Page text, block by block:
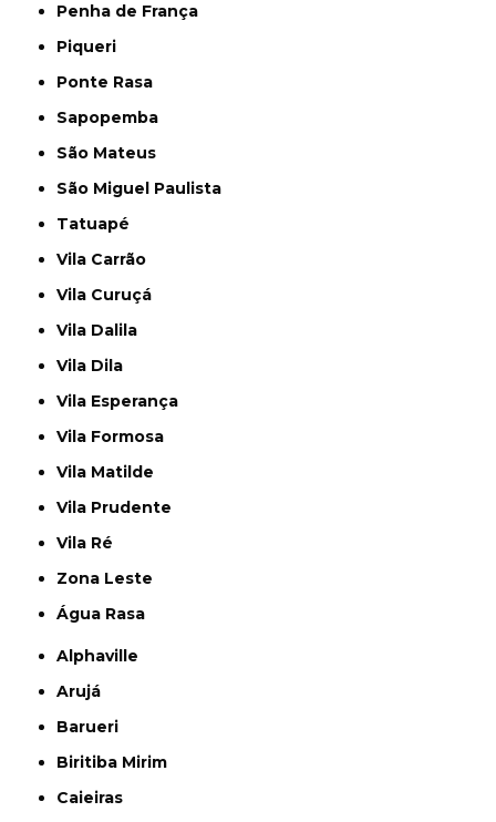
Penha de França
Piqueri
Ponte Rasa
Sapopemba
São Mateus
São Miguel Paulista
Tatuapé
Vila Carrão
Vila Curuçá
Vila Dalila
Vila Dila
Vila Esperança
Vila Formosa
Vila Matilde
Vila Prudente
Vila Ré
Zona Leste
Água Rasa
Alphaville
Arujá
Barueri
Biritiba Mirim
Caieiras